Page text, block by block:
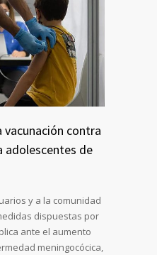
contra
adolescentes de
y a la comunidad
dispuestas por
ante el aumento
meningocócica,